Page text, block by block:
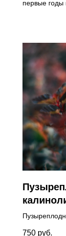
первые годы
750 руб.